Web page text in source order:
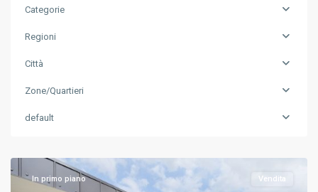
Categorie
Regioni
Città
Zone/Quartieri
default
In primo piano Vendita